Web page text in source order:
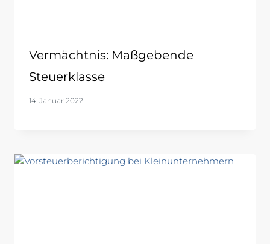
Vermächtnis: Maßgebende
Steuerklasse
14. Januar 2022